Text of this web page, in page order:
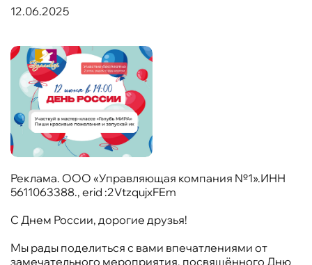
12.06.2025
Реклама. ООО «Управляющая компания №1».ИНН
5611063388., erid :2VtzqujxFEm
С Днем России, дорогие друзья!
Мы рады поделиться с вами впечатлениями от
замечательного мероприятия, посвящённого Дню